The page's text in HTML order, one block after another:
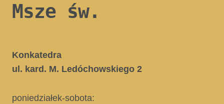
Msze św.
Konkatedra
ul. kard. M. Ledóchowskiego 2
poniedziałek-sobota: